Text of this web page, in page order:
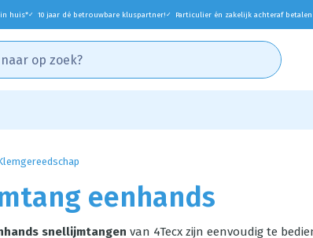
in huis*✓ 10 jaar dé betrouwbare kluspartner! ✓ Particulier én zakelijk achteraf betalen
eenhands
snellijmtangen van 4Tecx zijn eenvoudig te